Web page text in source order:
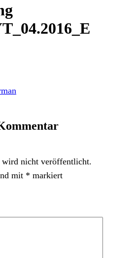
nicht veröffentlicht.
mit * markiert